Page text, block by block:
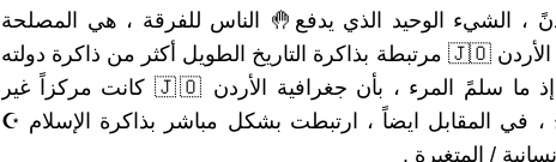
، الشيء الوحيد الذي يدفع🤚 الناس للفرقة ، هي المصلحة
الشخصية ، فذاكرة الأردن 🇯🇴 مرتبطة بذاكرة التاريخ الطويل أكثر من ذاكرة دولته
، والصحيح ايضاً ، إذ ما سلمً المرء ، بأن جغرافية الأردن 🇯🇴 كانت مركزاً غير
، في المقابل ايضاً ، ارتبطت بشكل مباشر بذاكرة الإسلام ☪
/ المتغيرة .